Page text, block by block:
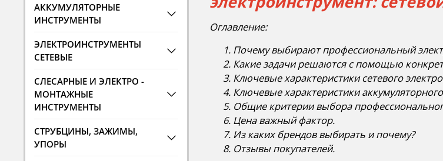
Оглавление:
Почему выбирают профессиональный
Какие задачи решаются с помощью
Ключевые характеристики сетевого
Ключевые характеристики
Общие критерии выбора
Цена важный фактор.
Из каких брендов выбирать и почему?
Отзывы покупателей.
АККУМУЛЯТОРНЫЕ
ИНСТРУМЕНТЫ
ЭЛЕКТРОИНСТРУМЕНТЫ
СЕТЕВЫЕ
СЛЕСАРНЫЕ И ЭЛЕКТРО -
МОНТАЖНЫЕ
ИНСТРУМЕНТЫ
СТРУБЦИНЫ, ЗАЖИМЫ,
УПОРЫ